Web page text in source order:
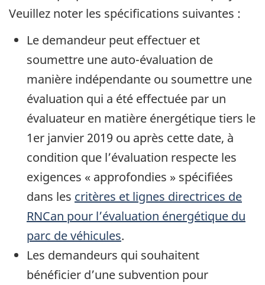
Veuillez noter les spécifications suivantes :
Le demandeur peut effectuer et
soumettre une auto-évaluation de
manière indépendante ou soumettre une
évaluation qui a été effectuée par un
évaluateur en matière énergétique tiers le
1er janvier 2019 ou après cette date, à
condition que l’évaluation respecte les
exigences « approfondies » spécifiées
dans les critères et lignes directrices de
RNCan pour l’évaluation énergétique du
parc de véhicules.
Les demandeurs qui souhaitent
bénéficier d’une subvention pour